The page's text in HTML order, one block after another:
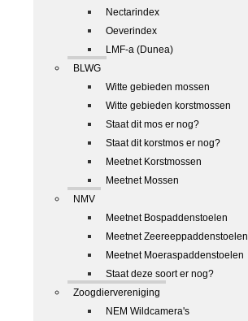
Nectarindex
Oeverindex
LMF-a (Dunea)
BLWG
Witte gebieden mossen
Witte gebieden korstmossen
Staat dit mos er nog?
Staat dit korstmos er nog?
Meetnet Korstmossen
Meetnet Mossen
NMV
Meetnet Bospaddenstoelen
Meetnet Zeereeppaddenstoelen
Meetnet Moeraspaddenstoelen
Staat deze soort er nog?
Zoogdiervereniging
NEM Wildcamera's